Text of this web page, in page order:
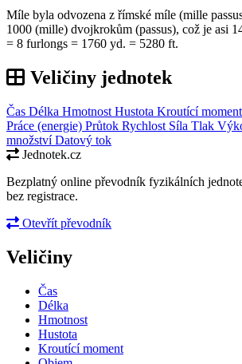
Míle byla odvozena z římské míle (mille
1000 (mille) dvojkrokům (passus), což je asi
= 8 furlongs = 1760 yd. = 5280 ft.
Veličiny jednotek
Čas Délka Hmotnost Hustota Kroutící moment
Práce (energie) Průtok Rychlost Síla Tlak
množstvíDatový tok
Jednotek.cz
Bezplatný online převodník fyzikálních
bez registrace.
Otevřít převodník
Veličiny
Čas
Délka
Hmotnost
Hustota
Kroutící moment